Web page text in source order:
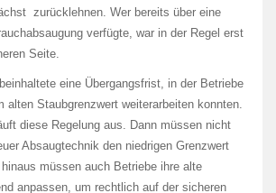
zurücklehnen. Wer bereits über eine
verfügte, war in der Regel erst
Seite.
eine Übergangsfrist, in der Betriebe
alten Staubgrenzwert weiterarbeiten konnten.
diese Regelung aus. Dann müssen nicht
Absaugtechnik den niedrigen Grenzwert
müssen auch Betriebe ihre alte
anpassen, um rechtlich auf der sicheren